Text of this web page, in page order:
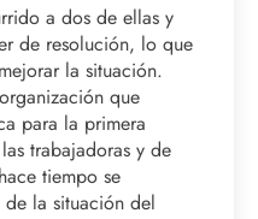
a dos de ellas y
de resolución, lo que
la situación.
que
para la primera
trabajadoras y de
tiempo se
la situación del